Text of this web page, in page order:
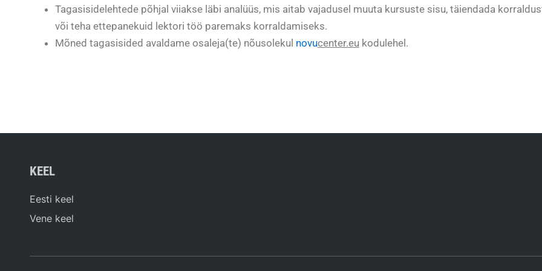
Tagasisidelehtede põhjal viiakse läbi analüüs, mis aitab vajadusel muuta kursuste sisu, täiendada
või teha ettepanekuid lektori töö paremaks korraldamiseks.
Mõned tagasisided avaldame osaleja(te) nõusolekul novucenter.eukodulehel.
KEEL
Eesti keel
Vene keel